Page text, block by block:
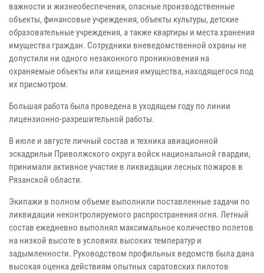
важности и жизнеобеспечения, опасные производственные
объекты, финансовые учреждения, объекты культуры, детские
образовательные учреждения, а также квартиры и места хранения
имущества граждан. Сотрудники вневедомственной охраны не
допустили ни одного незаконного проникновения на
охраняемые объекты или хищения имущества, находящегося под
их присмотром.
Большая работа была проведена в уходящем году по линии
лицензионно-разрешительной работы.
В июле и августе личный состав и техника авиационной
эскадрильи Приволжского округа войск национальной гвардии,
принимали активное участие в ликвидации лесных пожаров в
Рязанской области.
Экипажи в полном объеме выполнили поставленные задачи по
ликвидации неконтролируемого распространения огня. Летный
состав ежедневно выполнял максимальное количество полетов
на низкой высоте в условиях высоких температур и
задымленности. Руководством профильных ведомств была дана
высокая оценка действиям опытных саратовских пилотов